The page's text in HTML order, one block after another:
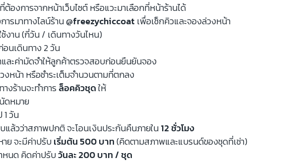
องการจากหน้าเว็บไซต์ หรือแวะมาเลือกที่หน้าร้านได้
รมาทางไลน์ร้าน@freezychiccoat เพื่อเช็กคิวและจองล่วงหน้า
งาน (กี่วัน / เดินทางวันไหน)
นเดินทาง 2 วัน
ละค่ามัดจำให้ลูกค้าตรวจสอบก่อนยืนยันจอง
วงหน้า หรือชำระเต็มจำนวนตามที่ตกลง
างร้านจะทำการล็อคคิวชุดให้
ดหมาย
วัน
แล้วว่าสภาพปกติ จะโอนเงินประกันคืนภายใน12 ชั่วโมง
าย จะมีค่าปรับเริ่มต้น 500 บาท(คิดตามสภาพและแบรนด์ของชุดที่เช่า)
หนด คิดค่าปรับวันละ 200 บาท / ชุด